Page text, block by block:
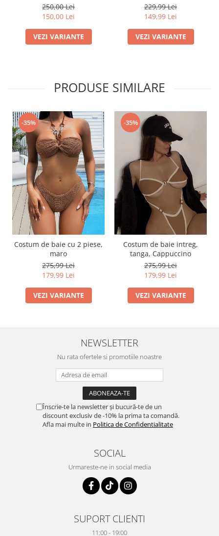
250,00 Lei
150,00 Lei
VEZI VARIANTE
229,99 Lei
149,99 Lei
VEZI VARIANTE
PRODUSE SIMILARE
-35%
Costum de baie cu 2 piese,
maro
275,99 Lei
179,99 Lei
VEZI VARIANTE
-35%
Costum de baie intreg,
tanga, Cappuccino
275,99 Lei
179,99 Lei
VEZI VARIANTE
NEWSLETTER
Nu rata ofertele si promotiile noastre
Înscrie-te la newsletter și bucură-te de un
discount exclusiv de -10% la prima ta comandă.
Afla mai multe in Politica de Confidentialitate
SOCIAL
Urmareste-ne in social media
SUPORT CLIENTI
11:00 - 19:00